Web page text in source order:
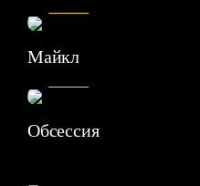
Майкл
Обсессия